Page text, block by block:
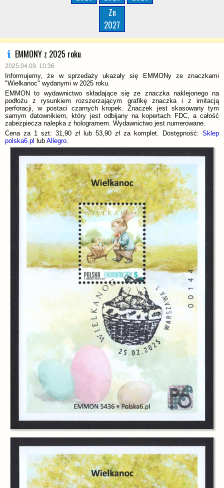
Zn
2027
EMMONY z 2025 roku
2025.04.09. 10:36
Informujemy, że w sprzedaży ukazały się EMMONy ze znaczkami
"Wielkanoc" wydanymi w 2025 roku.
EMMON to wydawnictwo składające się ze znaczka naklejonego na
podłożu z rysunkiem rozszerzającym grafikę znaczka i z imitacją
perforacji, w postaci czarnych kropek. Znaczek jest skasowany tym
samym datownikiem, który jest odbijany na kopertach FDC, a całość
zabezpiecza nalepka z hologramem. Wydawnictwo jest numerowane.
Cena za 1 szt: 31,90 zł lub 53,90 zł za komplet. Dostępność: Sklep
polska6.pl
lub Allegro.